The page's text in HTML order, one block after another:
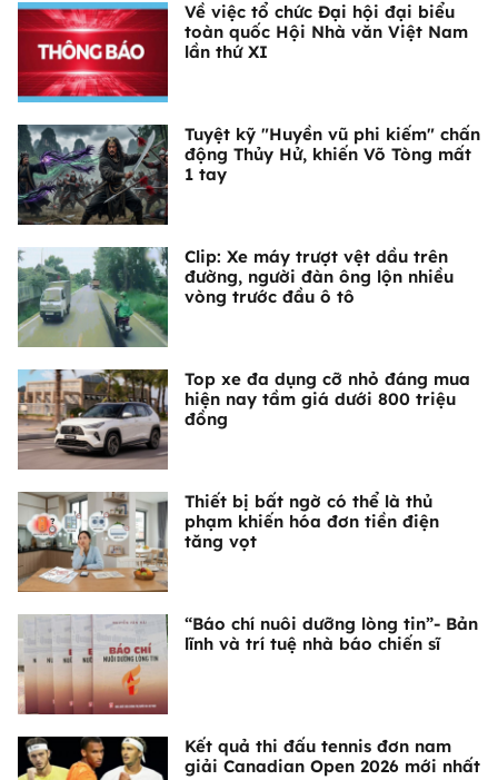
Về việc tổ chức Đại hội đại biểu
toàn quốc Hội Nhà văn Việt Nam
lần thứ XI
Tuyệt kỹ "Huyền vũ phi kiếm" chấn
động Thủy Hử, khiến Võ Tòng mất
1 tay
Clip: Xe máy trượt vệt dầu trên
đường, người đàn ông lộn nhiều
vòng trước đầu ô tô
Top xe đa dụng cỡ nhỏ đáng mua
hiện nay tầm giá dưới 800 triệu
đồng
Thiết bị bất ngờ có thể là thủ
phạm khiến hóa đơn tiền điện
tăng vọt
“Báo chí nuôi dưỡng lòng tin”- Bản
lĩnh và trí tuệ nhà báo chiến sĩ
Kết quả thi đấu tennis đơn nam
giải Canadian Open 2026 mới nhất